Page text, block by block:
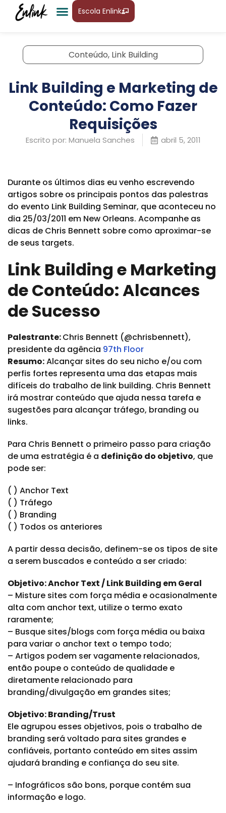
Escola Enlink
Conteúdo, Link Building
Link Building e Marketing de
Conteúdo: Como Fazer
Requisições
Escrito por: Manuela Sanches abril 5, 2011
Durante os últimos dias eu venho escrevendo
artigos sobre os principais pontos das palestras
do evento Link Building Seminar, que aconteceu no
dia 25/03/2011 em New Orleans. Acompanhe as
dicas de Chris Bennett sobre como aproximar-se
de seus targets.
Link Building e Marketing
de Conteúdo: Alcances
de Sucesso
Palestrante:Chris Bennett (@chrisbennett),
presidente da agência 97th Floor
Resumo:Alcançar sites do seu nicho e/ou com
perfis fortes representa uma das etapas mais
difíceis do trabalho de link building. Chris Bennett
irá mostrar conteúdo que ajuda nessa tarefa e
sugestões para alcançar tráfego, branding ou
links.
Para Chris Bennett o primeiro passo para criação
de uma estratégia é a definição do objetivo, que
pode ser:
( ) Anchor Text
( ) Tráfego
( ) Branding
( ) Todos os anteriores
A partir dessa decisão, definem-se os tipos de site
a serem buscados e conteúdo a ser criado:
Objetivo: Anchor Text / Link Building em Geral
– Misture sites com força média e ocasionalmente
alta com anchor text, utilize o termo exato
raramente;
– Busque sites/blogs com força média ou baixa
para variar o anchor text o tempo todo;
– Artigos podem ser vagamente relacionados,
então poupe o conteúdo de qualidade e
diretamente relacionado para
branding/divulgação em grandes sites;
Objetivo: Branding/Trust
Ele agrupou esses objetivos, pois o trabalho de
branding será voltado para sites grandes e
confiáveis, portanto conteúdo em sites assim
ajudará branding e confiança do seu site.
– Infográficos são bons, porque contém sua
informação e logo.